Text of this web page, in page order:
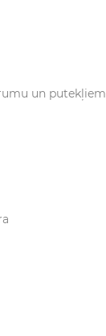
un putekļiem